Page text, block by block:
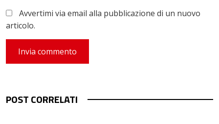
Avvertimi via email alla pubblicazione di un nuovo
articolo.
POST CORRELATI